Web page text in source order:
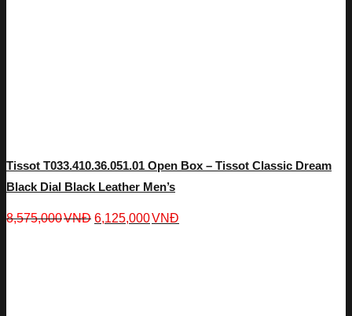
Tissot T033.410.36.051.01 Open Box – Tissot Classic Dream
Black Dial Black Leather Men’s
8,575,000VNĐ 6,125,000VNĐ